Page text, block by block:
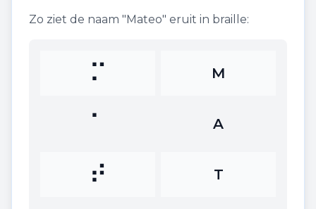
Zo ziet de naam "Mateo" eruit in braille:
⠍ M
⠁ A
⠞ T